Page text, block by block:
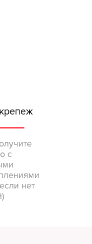
с
нет